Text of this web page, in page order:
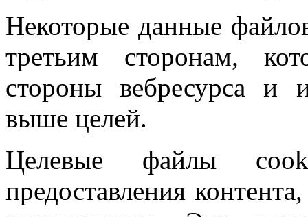
Некоторые данные
третьим сторонам,
стороны вебресурса и
выше целей.
Целевые файлы
предоставления